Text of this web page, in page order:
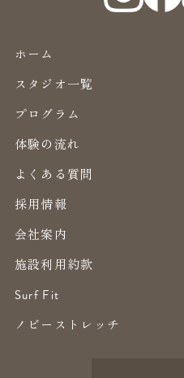
ホーム
スタジオ一覧
プログラム
体験の流れ
よくある質問
採用情報
会社案内
施設利用約款
Surf Fit
ノビーストレッチ